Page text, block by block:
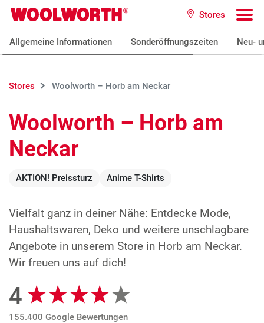
Zum Hauptinhalt
Woolworth GmbH Stores
Allgemeine Informationen Sonderöffnungszeiten Neu-
Stores Woolworth – Horb am Neckar
Woolworth – Horb am
Neckar
AKTION! Preissturz Anime T-Shirts
Vielfalt ganz in deiner Nähe: Entdecke Mode,
Haushaltswaren, Deko und weitere unschlagbare
Angebote in unserem Store in Horb am Neckar.
Wir freuen uns auf dich!
Google Bewertungen
4
155.400 Google Bewertungen